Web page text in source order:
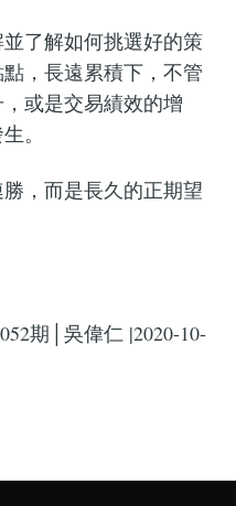
了解如何挑選好的策
，長遠累積下，不管
或是交易績效的增
。
，而是長久的正期望
期│吳偉仁 |2020-10-